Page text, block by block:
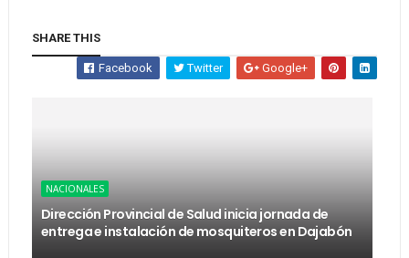
SHARE THIS
Facebook Twitter Google+
NACIONALES
Dirección Provincial de Salud inicia jornada de
entrega e instalación de mosquiteros en Dajabón